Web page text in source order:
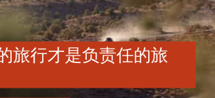
旅行才是负责任的旅